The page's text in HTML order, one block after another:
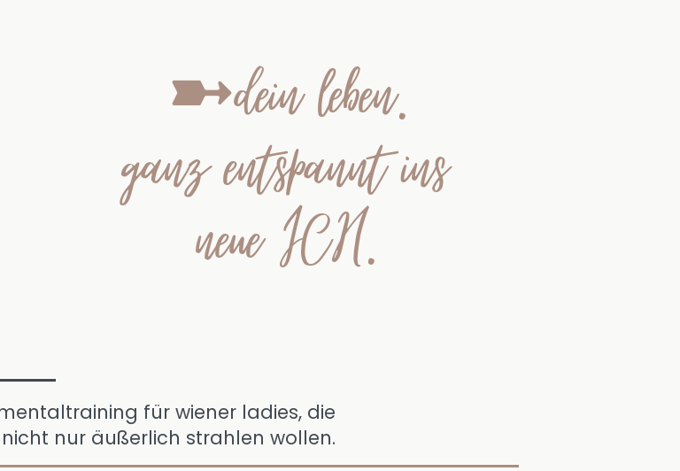
➼dein leben.
ganz entspannt ins
neue ICH.
für wiener ladies, die
nicht nur äußerlich strahlen wollen.